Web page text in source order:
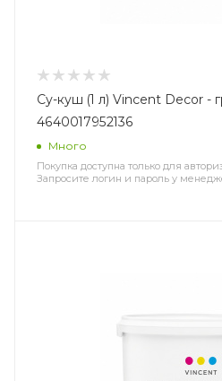
Су-куш (1 л) Vincent Decor -
4640017952136
Много
Покупка доступна только для
Запросите логин и пароль у